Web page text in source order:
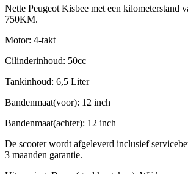
Nette Peugeot Kisbee met een kilometerstand
750KM.
Motor: 4-takt
Cilinderinhoud: 50cc
Tankinhoud: 6,5 Liter
Bandenmaat(voor): 12 inch
Bandenmaat(achter): 12 inch
De scooter wordt afgeleverd inclusief
3 maanden garantie.